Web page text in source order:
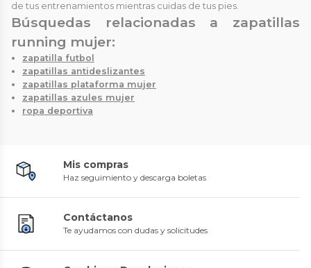
de tus entrenamientos mientras cuidas de tus pies.
Búsquedas relacionadas a zapatillas
running mujer:
zapatilla futbol
zapatillas antideslizantes
zapatillas plataforma mujer
zapatillas azules mujer
ropa deportiva
Mis compras
Haz seguimiento y descarga boletas
Contáctanos
Te ayudamos con dudas y solicitudes